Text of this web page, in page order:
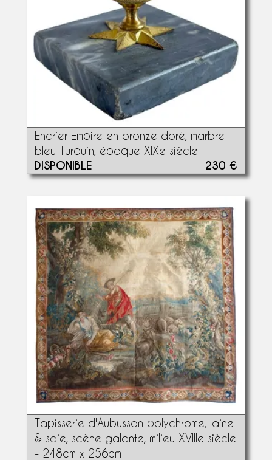
Encrier Empire en bronze doré, marbre
bleu Turquin, époque XIXe siècle
DISPONIBLE 230 €
Tapisserie d'Aubusson polychrome, laine
& soie, scène galante, milieu XVIIIe siècle
- 248cm x 256cm